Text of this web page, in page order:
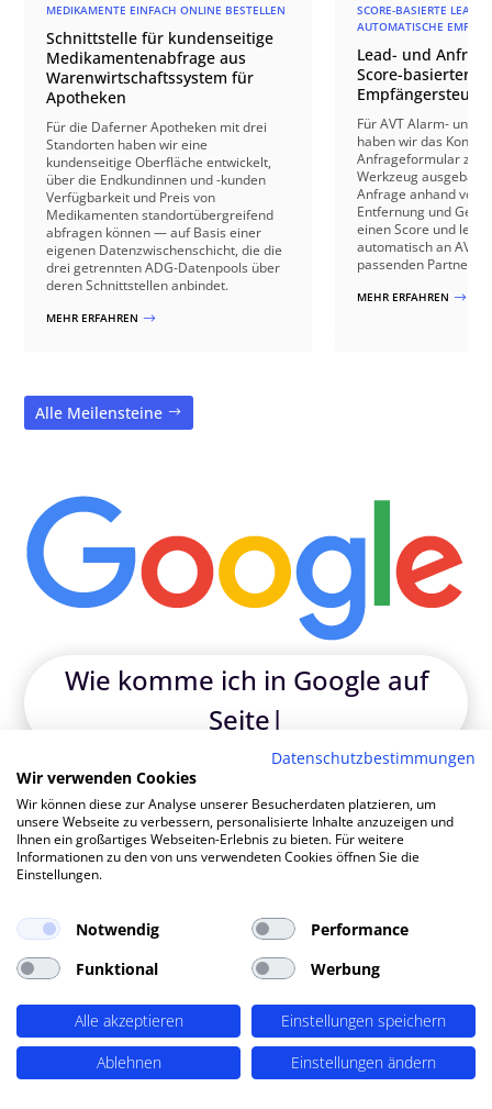
MEDIKAMENTE EINFACH ONLINE BESTELLEN
Schnittstelle für kundenseitige
Medikamentenabfrage aus
Warenwirtschaftssystem für
Apotheken
Für die Daferner Apotheken mit drei
Standorten haben wir eine
kundenseitige Oberfläche entwickelt,
über die Endkundinnen und -kunden
Verfügbarkeit und Preis von
Medikamenten standortübergreifend
abfragen können — auf Basis einer
eigenen Datenzwischenschicht, die die
drei getrennten ADG-Datenpools über
deren Schnittstellen anbindet.
MEHR ERFAHREN $
SCORE-BASIERTE LEAD-
AUTOMATISCHE
Lead- und
Score-basierter
Für AVT Alarm- und
haben wir das
Anfrageformular zu
Werkzeug
Anfrage anhand von
Entfernung und
einen Score und
automatisch an AVT
passenden
MEHR ERFAHREN $
Alle Meilensteine
|
TOP SEO DURCH DYNAMISCHE INHALTE
SEO-Agentur Hameln ? PERIMETRIK®!
PERIMETRIK® hat eine besonders erfolgreiche SEO
Methode entwickelt, die alle wesentlichen Bereiche
Optimierung, redaktionellen Support und regelmäßiges
Analysen, Keyword Recherchen, Mitbewerber-Analyse,
detaillierte Keyword Analysen), Entwicklung von
Redaktionsplänen,
Datenschutzbestimmungen
Wir verwenden Cookies
Wir können diese zur Analyse unserer Besucherdaten platzieren, um
unsere Webseite zu verbessern, personalisierte Inhalte anzuzeigen und
Ihnen ein großartiges Webseiten-Erlebnis zu bieten. Für weitere
Informationen zu den von uns verwendeten Cookies öffnen Sie die
Einstellungen.
Notwendig
Performance
Funktional
Werbung
Alle akzeptieren
Einstellungen speichern
Ablehnen
Einstellungen ändern